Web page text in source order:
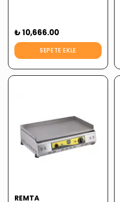
₺ 10,666.00
SEPETE EKLE
REMTA